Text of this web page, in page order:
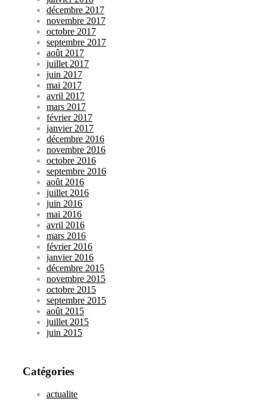
décembre 2017
novembre 2017
octobre 2017
septembre 2017
août 2017
juillet 2017
juin 2017
mai 2017
avril 2017
mars 2017
février 2017
janvier 2017
décembre 2016
novembre 2016
octobre 2016
septembre 2016
août 2016
juillet 2016
juin 2016
mai 2016
avril 2016
mars 2016
février 2016
janvier 2016
décembre 2015
novembre 2015
octobre 2015
septembre 2015
août 2015
juillet 2015
juin 2015
Catégories
actualite